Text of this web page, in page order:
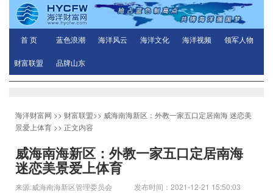
首 页 蓝色浪潮 海洋风云 海洋文化 海洋视频 领军人物
财富联盟 品牌山东
海洋财富网 >> 财富联盟>> 威海南海新区：外教一家五口定居南海 迷恋美
景爱上体育 >> 正文内容
威海南海新区：外教一家五口定居南海
迷恋美景爱上体育
来源:威海南海新区管理委员会 发布时间：2021-12-21 15:50:03